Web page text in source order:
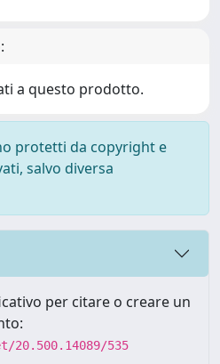
a questo prodotto.
protetti da copyright e
salvo diversa
per citare o creare un
535